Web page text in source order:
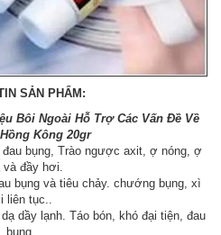
SẢN PHẨM:
Bôi Ngoài Hỗ Trợ Các Vấn Đề Về
Kông 20gr
bụng, Trào ngược axit, ợ nóng, ợ
và đầy hơi.
bụng và tiêu chảy. chướng bụng, xì
liên tục..
dầy lạnh. Táo bón, khó đại tiện, đau
bụng